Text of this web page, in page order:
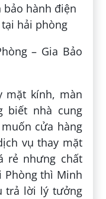
– Gia Bảo
mặt kính, màn
biết nhà cung
cửa hàng
vụ thay mặt
rẻ nhưng chất
Phòng thì Minh
trả lời lý tưởng